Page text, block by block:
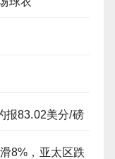
报83.02美分/磅
8%，亚太区跌